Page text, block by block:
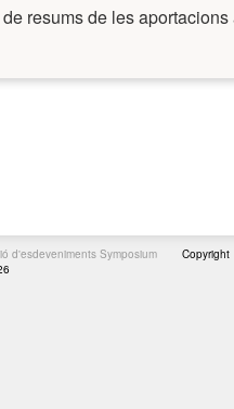
resums de les aportacions
d'esdeveniments Symposium
Copyright